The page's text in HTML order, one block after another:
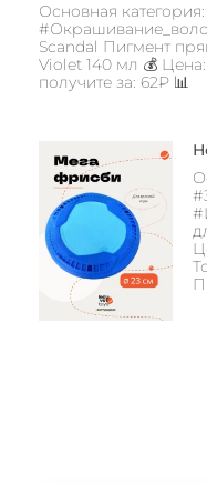
Основная
Scandal Пигмент
Violet 140 мл 💰
получите за: 62₽ 📊